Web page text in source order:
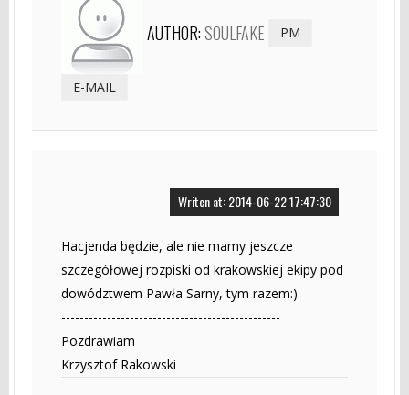
AUTHOR:SOULFAKE PM
E-MAIL
Writen at: 2014-06-22 17:47:30
Hacjenda będzie, ale nie mamy jeszcze
szczegółowej rozpiski od krakowskiej ekipy pod
dowództwem Pawła Sarny, tym razem:)
------------------------------------------------
Pozdrawiam
Krzysztof Rakowski